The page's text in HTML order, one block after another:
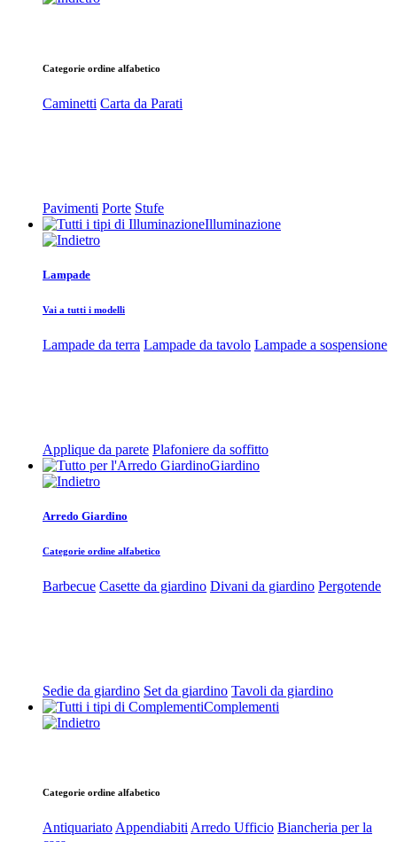
Categorie ordine alfabetico
Caminetti Carta da Parati
Pavimenti Porte Stufe
Illuminazione
Lampade
Vai a tutti i modelli
Lampade da terra Lampade da tavolo Lampade a sospensione
Applique da parete Plafoniere da soffitto
Giardino
Arredo Giardino
Categorie ordine alfabetico
Barbecue Casette da giardino Divani da giardino Pergotende
Sedie da giardino Set da giardino Tavoli da giardino
Complementi
Categorie ordine alfabetico
Antiquariato Appendiabiti Arredo Ufficio Biancheria per la